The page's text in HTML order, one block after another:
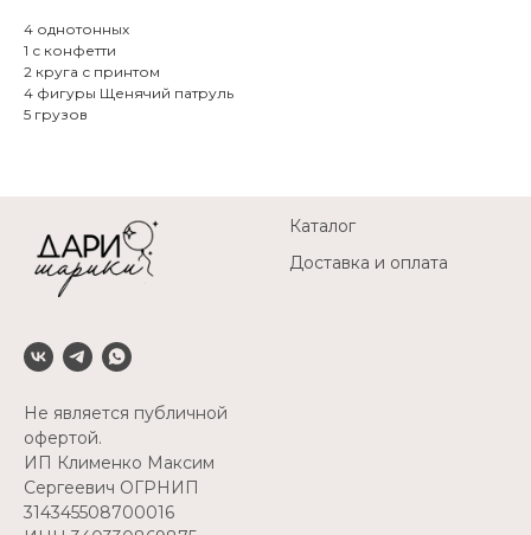
4 однотонных
1 с конфетти
2 круга с принтом
4 фигуры Щенячий патруль
5 грузов
Не является публичной
офертой.
ИП Клименко Максим
Сергеевич ОГРНИП
314345508700016
Каталог
Доставка и оплата